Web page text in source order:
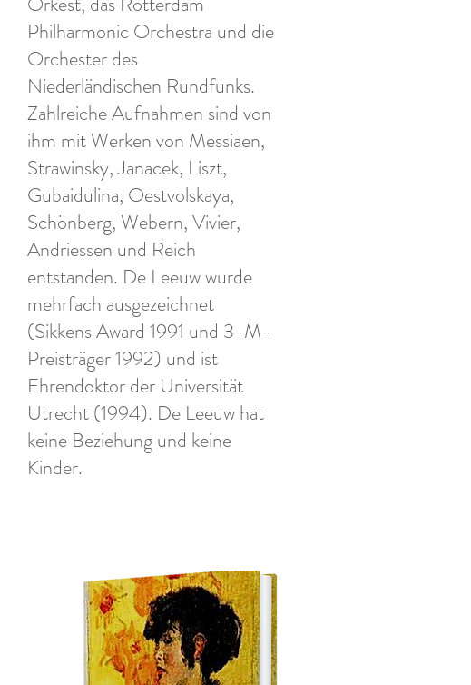
Philharmonic Orchestra und die
Orchester des
Niederländischen Rundfunks.
Zahlreiche Aufnahmen sind von
ihm mit Werken von Messiaen,
Strawinsky, Janacek, Liszt,
Gubaidulina, Oestvolskaya,
Schönberg, Webern, Vivier,
Andriessen und Reich
entstanden. De Leeuw wurde
mehrfach ausgezeichnet
(Sikkens Award 1991 und 3-M-
Preisträger 1992) und ist
Ehrendoktor der Universität
Utrecht (1994). De Leeuw hat
keine Beziehung und keine
Kinder.